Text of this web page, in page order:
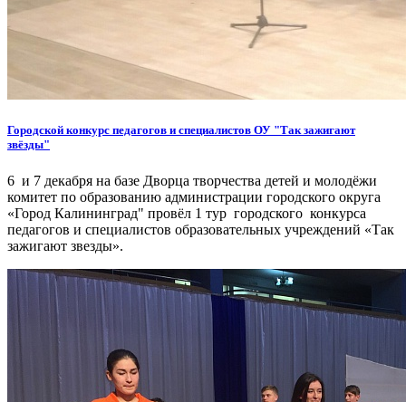
Городской конкурс педагогов и специалистов ОУ "Так зажигают
звёзды"
6 и 7 декабря на базе Дворца творчества детей и молодёжи
комитет по образованию администрации городского округа
«Город Калининград" провёл 1 тур городского конкурса
педагогов и специалистов образовательных учреждений «Так
зажигают звезды».